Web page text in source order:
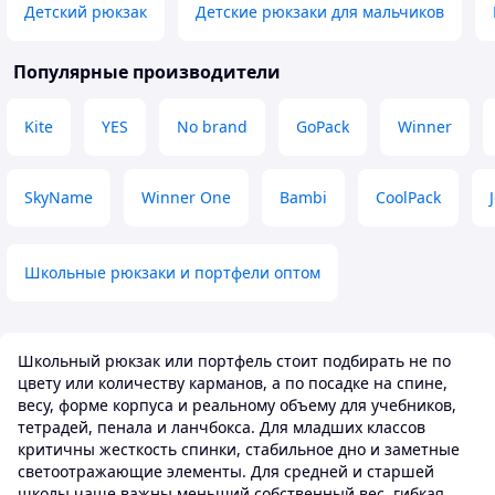
Школьный рюкзак или портфель стоит подбирать не по
цвету или количеству карманов, а по посадке на спине,
весу, форме корпуса и реальному объему для учебников,
тетрадей, пенала и ланчбокса. Для младших классов
критичны жесткость спинки, стабильное дно и заметные
светоотражающие элементы. Для средней и старшей
від покупки! Однозначно
Недостатки
магнітах. Є інші
Є
Орторедична
ручок. Взагалі Kite не потребує
реклами. Якісно
річ. Має
Преимущества
Матеріал, колір,
вага <1 кг
Детский рюкзак Детские рюкзаки для мальчиков
Популярные производители
Kite YES No brand GoPack Winner
SkyName Winner One Bambi CoolPack
Школьные рюкзаки и портфели оптом